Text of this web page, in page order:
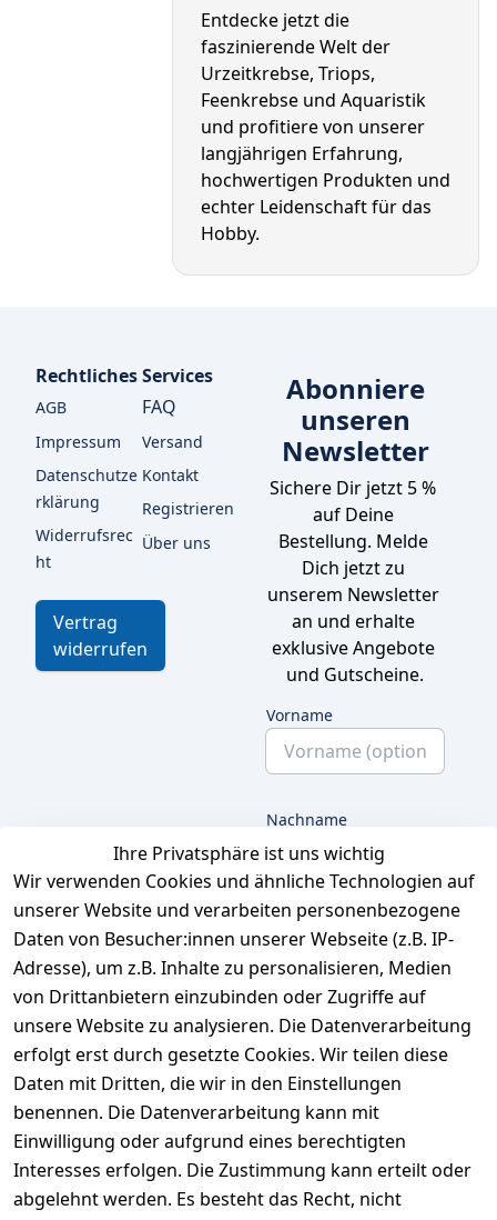
Entdecke jetzt die
faszinierende Welt der
Urzeitkrebse, Triops,
Feenkrebse und Aquaristik
und profitiere von unserer
langjährigen Erfahrung,
hochwertigen Produkten und
echter Leidenschaft für das
Hobby.
Ihre Privatsphäre ist uns wichtig
Wir verwenden Cookies und ähnliche Technologien auf
unserer Website und verarbeiten personenbezogene
Daten von Besucher:innen unserer Webseite (z.B. IP-
Adresse), um z.B. Inhalte zu personalisieren, Medien
von Drittanbietern einzubinden oder Zugriffe auf
unsere Website zu analysieren. Die Datenverarbeitung
erfolgt erst durch gesetzte Cookies. Wir teilen diese
Daten mit Dritten, die wir in den Einstellungen
benennen. Die Datenverarbeitung kann mit
Einwilligung oder aufgrund eines berechtigten
Interesses erfolgen. Die Zustimmung kann erteilt oder
abgelehnt werden. Es besteht das Recht, nicht
Rechtliches
AGB
Impressum
Datenschutze
rklärung
Widerrufsrec
ht
Vertrag
widerrufen
Services
FAQ
Versand
Kontakt
Registrieren
Über uns
Abonniere
unseren
Newsletter
Sichere Dir jetzt 5 %
auf Deine
Bestellung. Melde
Dich jetzt zu
unserem Newsletter
an und erhalte
exklusive Angebote
und Gutscheine.
Vorname
Nachname
E-Mail
Ich bestätige hiermit,
dass ich die
Datenschutzerklärung
gelesen habe. Ich
kann meine
Einwilligung jederzeit
widerrufen.**